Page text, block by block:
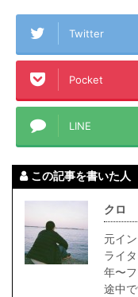
Twitter
Pocket
LINE
この記事を書いた人
クロ
元イ
ライ
年〜
途中